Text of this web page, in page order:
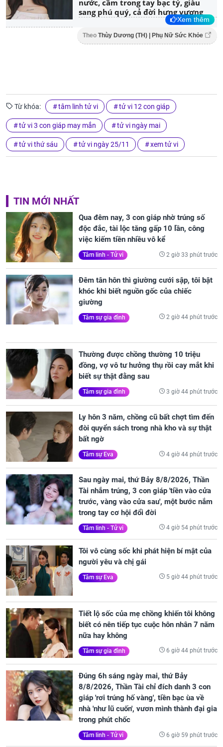
nước, cầm trong tay bạc tỷ, giàu
sang phú quý, cả đời hưng vượng
Xem thêm
Theo Thùy Dương (TH) | Phụ Nữ Sức Khỏe
Từ khóa: tâm linh tử vi tử vi 12 con giáp
tử vi 3 con giáp may mắn tử vi ngày mai
tử vi thứ sáu tử vi ngày 25/11 xem tử vi
TIN MỚI NHẤT
Qua đêm nay, 3 con giáp nhờ trúng số
độc đắc, tài lộc tăng gấp 10 lần, công
việc kiếm tiền nhiều vô kể
Tâm linh - Tử vi 2 giờ 33 phút trước
Đêm tân hôn thì giường cưới sập, tôi bật
khóc khi biết nguồn gốc của chiếc
giường
Tâm sự gia đình 2 giờ 44 phút trước
Thường được chồng thường 10 triệu
đồng, vợ vô tư hưởng thụ rồi cay mắt khi
biết sự thật đằng sau
Tâm sự gia đình 3 giờ 44 phút trước
Ly hôn 3 năm, chồng cũ bất chợt tìm đến
đòi quyển sách trong nhà kho và sự thật
bất ngờ
Tâm sự Eva 4 giờ 44 phút trước
Sau ngày mai, thứ Bảy 8/8/2026, Thần
Tài nhắm trúng, 3 con giáp 'tiền vào cửa
trước, vàng vào cửa sau', một bước nắm
trong tay cơ hội đổi đời
Tâm linh - Tử vi 4 giờ 54 phút trước
Tôi vô cùng sốc khi phát hiện bí mật của
người yêu và chị gái
Tâm sự Eva 5 giờ 44 phút trước
Tiết lộ sốc của mẹ chồng khiến tôi không
biết có nên tiếp tục cuộc hôn nhân 7 năm
nữa hay không
Tâm sự gia đình 6 giờ 44 phút trước
Đúng 6h sáng ngày mai, thứ Bảy
8/8/2026, Thần Tài chỉ đích danh 3 con
giáp 'rơi trúng hố vàng', tiền bạc ùa về
nhà 'như lũ cuốn', vươn mình thành đại gia
trong phút chốc
Tâm linh - Tử vi 6 giờ 59 phút trước